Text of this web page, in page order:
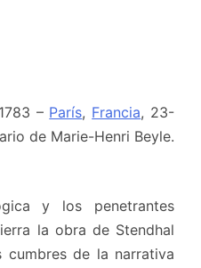
– París, Francia, 23-
de Marie-Henri Beyle.
y los penetrantes
la obra de Stendhal
cumbres de la narrativa